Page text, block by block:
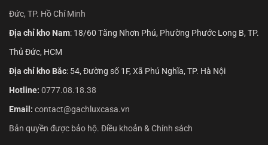
Đức, TP. Hồ Chí Minh
Địa chỉ kho Nam: 18/60 Tăng Nhơn Phú, Phường Phước Long B, TP.
Thủ Đức, HCM
Địa chỉ kho Bắc: 54, Đường số 1F, Xã Phú Nghĩa, TP. Hà Nội
Hotline: 0777.08.18.38
Email: contact@gachluxcasa.vn
Bản quyền được bảo hộ. Điều khoản & Chính sách